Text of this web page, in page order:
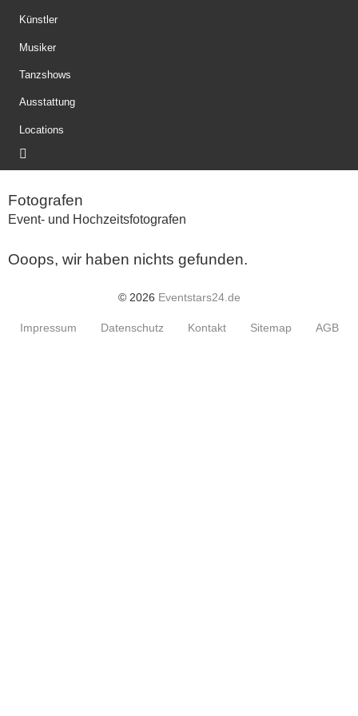
Künstler
Musiker
Tanzshows
Ausstattung
Locations
Fotografen
Event- und Hochzeitsfotografen
Ooops, wir haben nichts gefunden.
© 2026 Eventstars24.de
Impressum Datenschutz Kontakt Sitemap AGB